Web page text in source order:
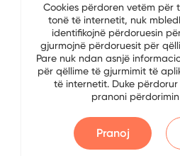
Detajet e Automjetit
Data
Brand
Cookies përdoren vetëm për
tonë të internetit, nuk
identifikojnë përdoruesin
gjurmojnë përdoruesit për
Pare nuk ndan asnjë
për qëllime të gjurmimit të
të internetit. Duke
pranoni
Pranoj